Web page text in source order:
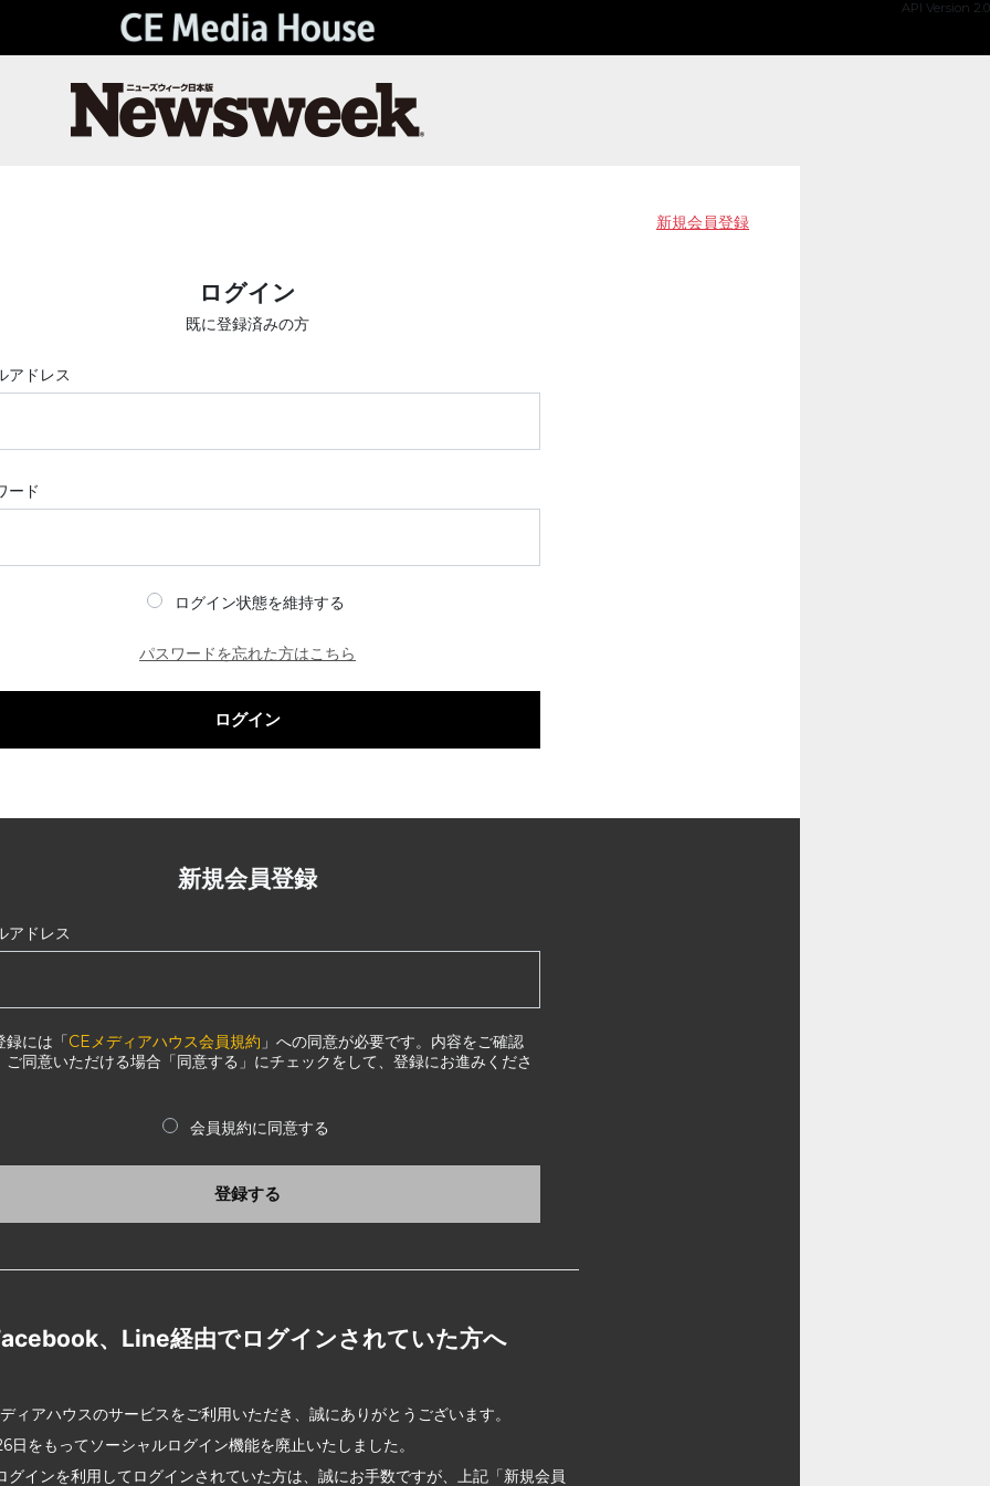
API Version 2.0
新規会員登録
ログイン
既に登録済みの方
アドレス
ード
ログイン状態を維持する
パスワードを忘れた方はこちら
ログイン
新規会員登録
アドレス
録には「CEメディアハウス会員規約 」への同意が必要です。内容をご確認
ご同意いただける場合「同意する」にチェックをして、登録にお進みくださ
会員規約に同意する
登録する
、Line経由でログインされていた方へ
ィアハウスのサービスをご利用いただき、誠にありがとうございます。
日をもってソーシャルログイン機能を廃止いたしました。
グインを利用してログインされていた方は、誠にお手数ですが、上記「新規会員